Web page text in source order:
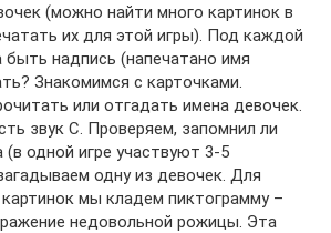
(можно найти много картинок в
их для этой игры). Под каждой
надпись (напечатано имя
Знакомимся с карточками.
или отгадать имена девочек.
звук С. Проверяем, запомнил ли
(в одной игре участвуют 3-5
одну из девочек. Для
мы кладем пиктограмму –
недовольной рожицы. Эта